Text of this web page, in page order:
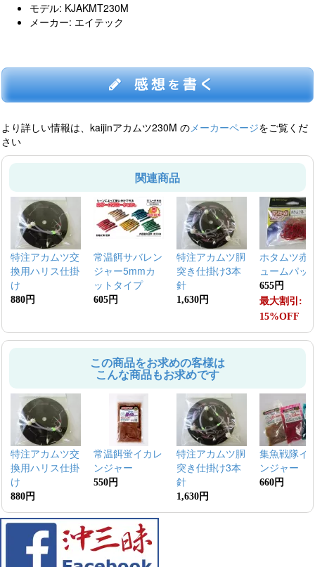
モデル: KJAKMT230M
メーカー: エイテック
感想を書く
より詳しい情報は、kaijinアカムツ230M のメーカーページをご覧くだ
さい
関連商品
特注アカムツ交
換用ハリス仕掛
け
880円
常温餌サバレン
ジャー5mmカ
ットタイプ
605円
特注アカムツ胴
突き仕掛け3本
針
1,630円
ホタムツ赤
ュームパッ
655円
最大割引:
15%OFF
この商品をお求めの客様は
こんな商品もお求めです
特注アカムツ交
換用ハリス仕掛
け
880円
常温餌蛍イカレ
ンジャー
550円
特注アカムツ胴
突き仕掛け3本
針
1,630円
集魚戦隊イ
ンジャー
660円